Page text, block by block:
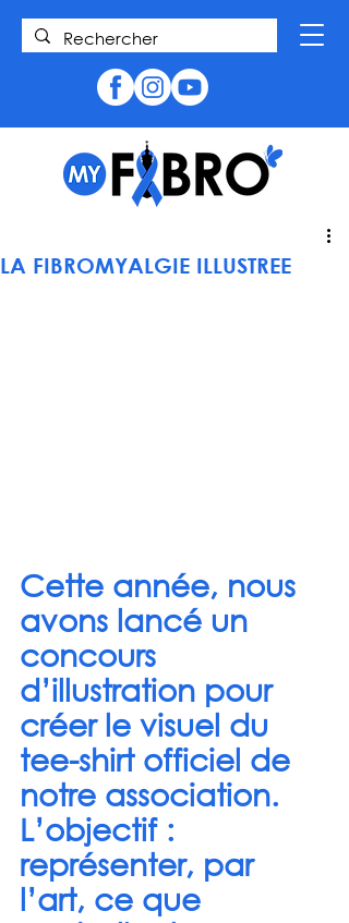
LA FIBROMYALGIE ILLUSTREE
Cette année, nous
avons lancé un
concours
d’illustration pour
créer le visuel du
tee-shirt officiel de
notre association.
L’objectif :
représenter, par
l’art, ce que